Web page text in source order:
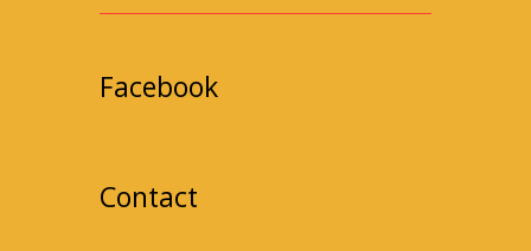
Facebook
Contact